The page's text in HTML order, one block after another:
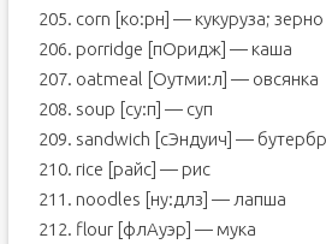
205. corn [ко:рн] — кукуруза; зерно
206. porridge [пОридж] — каша
207. oatmeal [Оутми:л] — овсянка
208. soup [су:п] — суп
209. sandwich [сЭндуич] —
210. rice [райс] — рис
211. noodles [ну:длз] — лапша
212. flour [флАуэр] — мука